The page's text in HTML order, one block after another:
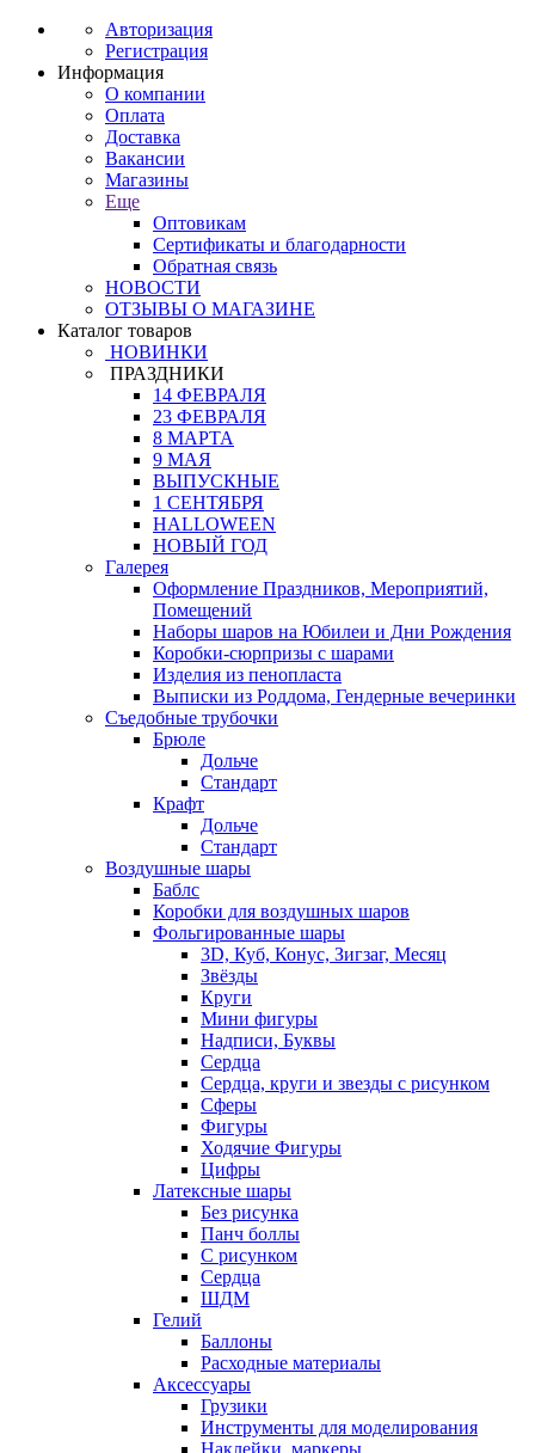
Авторизация
Регистрация
Информация
О компании
Оплата
Доставка
Вакансии
Магазины
Еще
Оптовикам
Сертификаты и благодарности
Обратная связь
НОВОСТИ
ОТЗЫВЫ О МАГАЗИНЕ
Каталог товаров
НОВИНКИ
ПРАЗДНИКИ
14 ФЕВРАЛЯ
23 ФЕВРАЛЯ
8 МАРТА
9 МАЯ
ВЫПУСКНЫЕ
1 СЕНТЯБРЯ
HALLOWEEN
НОВЫЙ ГОД
Галерея
Оформление Праздников, Мероприятий,
Помещений
Наборы шаров на Юбилеи и Дни Рождения
Коробки-сюрпризы с шарами
Изделия из пенопласта
Выписки из Роддома, Гендерные вечеринки
Съедобные трубочки
Брюле
Дольче
Стандарт
Крафт
Дольче
Стандарт
Воздушные шары
Баблс
Коробки для воздушных шаров
Фольгированные шары
3D, Куб, Конус, Зигзаг, Месяц
Звёзды
Круги
Мини фигуры
Надписи, Буквы
Сердца
Сердца, круги и звезды с рисунком
Сферы
Фигуры
Ходячие Фигуры
Цифры
Латексные шары
Без рисунка
Панч боллы
С рисунком
Сердца
ШДМ
Гелий
Баллоны
Расходные материалы
Аксессуары
Грузики
Инструменты для моделирования
Наклейки, маркеры